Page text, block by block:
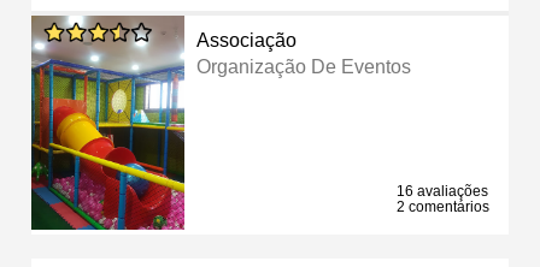
Associação
Organização De Eventos
16 avaliações
2 comentários